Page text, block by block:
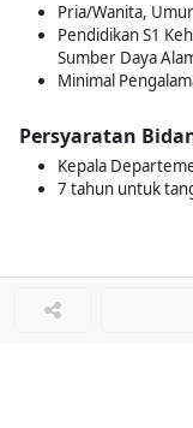
Pria/Wanita,
Pendidikan S1
Sumber Daya
Minimal
Persyaratan
Kepala
7 tahun untuk